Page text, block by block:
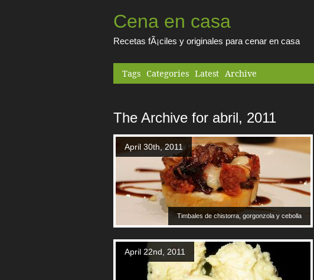
Cena en casa
Recetas fÃ¡ciles y originales para cenar en casa
Tags Categories Latest Archive
The Archive for abril, 2011
Timbales de chistorra, gorgonzola y cebolla
April 30th, 2011
April 22nd, 2011